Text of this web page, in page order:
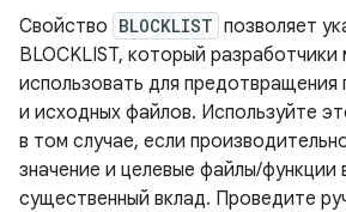
Свойство BLOCKLIST позволяет
BLOCKLIST, который разработчики
использовать для предотвращения
и исходных файлов. Используйте
в том случае, если
значение и целевые файлы/функции
существенный вклад. Проведите